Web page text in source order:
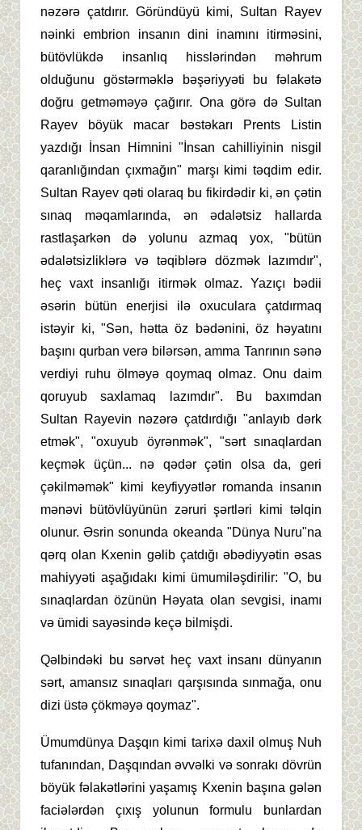
nəzərə çatdırır. Göründüyü kimi, Sultan Rayev
nəinki embrion insanın dini inamını itirməsini,
bütövlükdə insanlıq hisslərindən məhrum
olduğunu göstərməklə bəşəriyyəti bu fəlakətə
doğru getməməyə çağırır. Ona görə də Sultan
Rayev böyük macar bəstəkarı Prents Listin
yazdığı İnsan Himnini "İnsan cahilliyinin nisgil
qaranlığından çıxmağın" marşı kimi təqdim edir.
Sultan Rayev qəti olaraq bu fikirdədir ki, ən çətin
sınaq məqamlarında, ən ədalətsiz hallarda
rastlaşarkən də yolunu azmaq yox, "bütün
ədalətsizliklərə və təqiblərə dözmək lazımdır",
heç vaxt insanlığı itirmək olmaz. Yazıçı bədii
əsərin bütün enerjisi ilə oxuculara çatdırmaq
istəyir ki, "Sən, hətta öz bədənini, öz həyatını
başını qurban verə bilərsən, amma Tanrının sənə
verdiyi ruhu ölməyə qoymaq olmaz. Onu daim
qoruyub saxlamaq lazımdır". Bu baxımdan
Sultan Rayevin nəzərə çatdırdığı "anlayıb dərk
etmək", "oxuyub öyrənmək", "sərt sınaqlardan
keçmək üçün... nə qədər çətin olsa da, geri
çəkilməmək" kimi keyfiyyətlər romanda insanın
mənəvi bütövlüyünün zəruri şərtləri kimi təlqin
olunur. Əsrin sonunda okeanda "Dünya Nuru"na
qərq olan Kxenin gəlib çatdığı əbədiyyətin əsas
mahiyyəti aşağıdakı kimi ümumiləşdirilir: "O, bu
sınaqlardan özünün Həyata olan sevgisi, inamı
və ümidi sayəsində keçə bilmişdi.
Qəlbindəki bu sərvət heç vaxt insanı dünyanın
sərt, amansız sınaqları qarşısında sınmağa, onu
dizi üstə çökməyə qoymaz".
Ümumdünya Daşqın kimi tarixə daxil olmuş Nuh
tufanından, Daşqından əvvəlki və sonrakı dövrün
böyük fəlakətlərini yaşamış Kxenin başına gələn
faciələrdən çıxış yolunun formulu bunlardan